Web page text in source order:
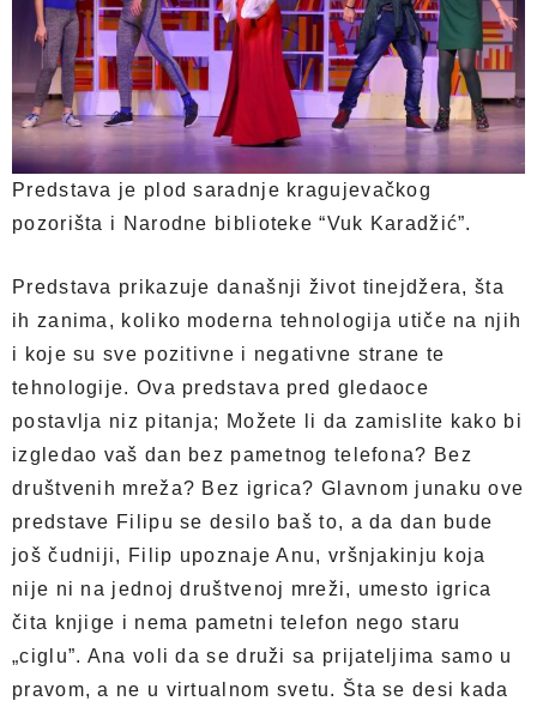
Predstava je plod saradnje kragujevačkog
pozorišta i Narodne biblioteke “Vuk Karadžić”.
Predstava prikazuje današnji život tinejdžera, šta
ih zanima, koliko moderna tehnologija utiče na njih
i koje su sve pozitivne i negativne strane te
tehnologije. Ova predstava pred gledaoce
postavlja niz pitanja; Možete li da zamislite kako bi
izgledao vaš dan bez pametnog telefona? Bez
društvenih mreža? Bez igrica? Glavnom junaku ove
predstave Filipu se desilo baš to, a da dan bude
još čudniji, Filip upoznaje Anu, vršnjakinju koja
nije ni na jednoj društvenoj mreži, umesto igrica
čita knjige i nema pametni telefon nego staru
„ciglu”. Ana voli da se druži sa prijateljima samo u
pravom, a ne u virtualnom svetu. Šta se desi kada